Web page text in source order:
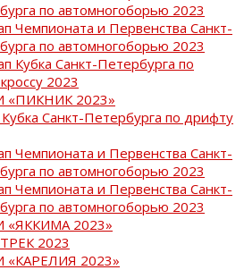
по автомногоборью 2023
Чемпионата и Первенства Санкт-
по автомногоборью 2023
Кубка Санкт-Петербурга по
2023
«ПИКНИК 2023»
Кубка Санкт-Петербурга по дрифту
Чемпионата и Первенства Санкт-
по автомногоборью 2023
Чемпионата и Первенства Санкт-
по автомногоборью 2023
«ЯККИМА 2023»
2023
«КАРЕЛИЯ 2023»